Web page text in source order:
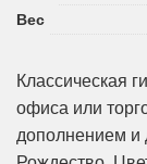
Вес
Классическая
офиса или
дополнением